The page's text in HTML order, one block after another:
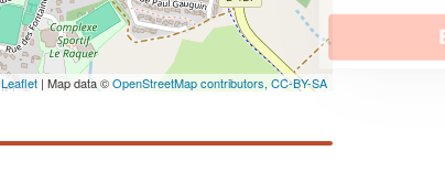
Leaflet | Map data ©OpenStreetMap contributors, CC-BY-SA
En savoir plus